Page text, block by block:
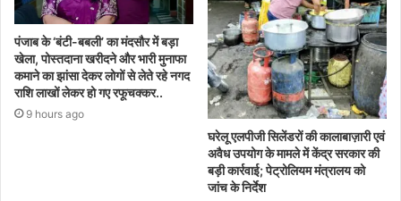
पंजाब के ‘बंटी-बबली’ का मंदसौर में बड़ा
खेला, पोस्तदाना खरीदने और भारी मुनाफा
कमाने का झांसा देकर लोगों से लेते रहे नगद
राशि लाखों लेकर हो गए रफूचक्कर..
9 hours ago
घरेलू एलपीजी सिलेंडरों की कालाबाज़ारी एवं
अवैध उपयोग के मामले में केंद्र सरकार की
बड़ी कार्रवाई; पेट्रोलियम मंत्रालय को
जांच के निर्देश